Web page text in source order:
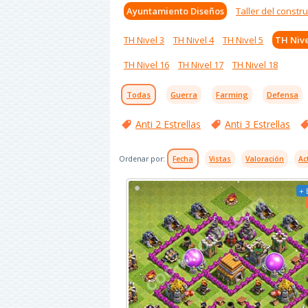
Ayuntamiento Diseños Taller del
TH Nivel 3 TH Nivel 4 TH Nivel 5
TH
TH Nivel 16
TH Nivel 17 TH Nivel 18
Todas Guerra Farming Defensa
Anti 2 Estrellas Anti 3 Estrellas
Ordenar por: Fecha Vistas Valoración
+